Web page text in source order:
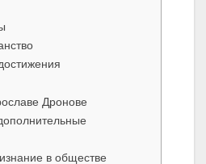
Дронове
в обществе